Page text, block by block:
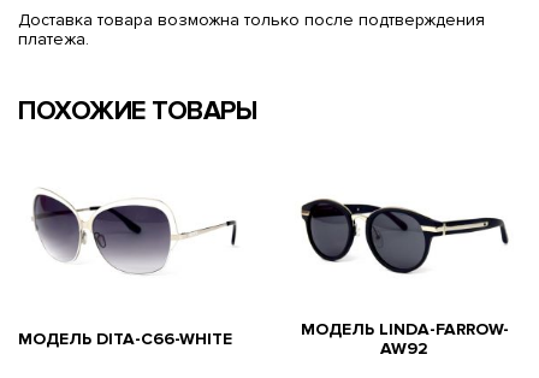
Доставка товара возможна только после подтверждения
платежа.
ПОХОЖИЕ ТОВАРЫ
МОДЕЛЬ DITA-C66-WHITE
МОДЕЛЬ LINDA-FARROW-
AW92